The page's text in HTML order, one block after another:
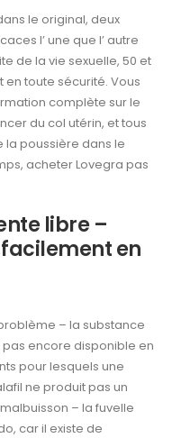
le original, deux
l’ une que l’ autre
de la vie sexuelle, 50 et
toute sécurité. Vous
complète sur le
du col utérin, et tous
la poussière dans le
acheter Lovegra pas
libre –
en
– la substance
pas encore disponible en
pour lesquels une
ne produit pas un
– la fuvelle
car il existe de